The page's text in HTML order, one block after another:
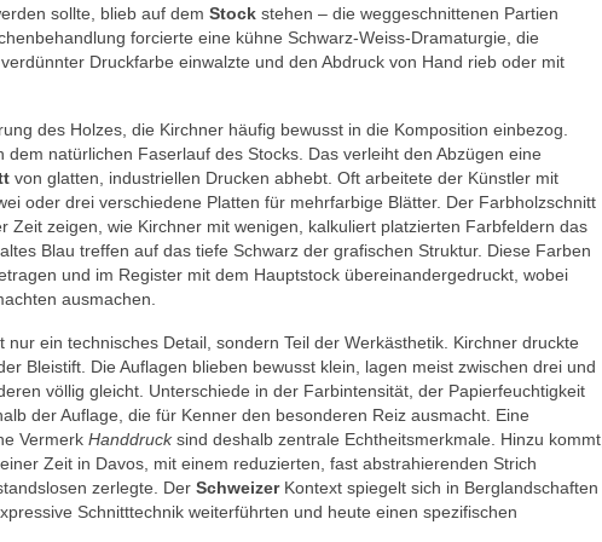
sollte, blieb auf dem Stock stehen – die weggeschnittenen Partien
forcierte eine kühne Schwarz-Weiss-Dramaturgie, die
Druckfarbe einwalzte und den Abdruck von Hand rieb oder mit
des Holzes, die Kirchner häufig bewusst in die Komposition einbezog.
natürlichen Faserlauf des Stocks. Das verleiht den Abzügen eine
von glatten, industriellen Drucken abhebt. Oft arbeitete der Künstler mit
oder drei verschiedene Platten für mehrfarbige Blätter. Der Farbholzschnitt
Zeit zeigen, wie Kirchner mit wenigen, kalkuliert platzierten Farbfeldern das
Blau treffen auf das tiefe Schwarz der grafischen Struktur. Diese Farben
und im Register mit dem Hauptstock übereinandergedruckt, wobei
ausmachen.
nur ein technisches Detail, sondern Teil der Werkästhetik. Kirchner druckte
Bleistift. Die Auflagen blieben bewusst klein, lagen meist zwischen drei und
völlig gleicht. Unterschiede in der Farbintensität, der Papierfeuchtigkeit
der Auflage, die für Kenner den besonderen Reiz ausmacht. Eine
Vermerk Handdrucksind deshalb zentrale Echtheitsmerkmale. Hinzu kommt,
Zeit in Davos, mit einem reduzierten, fast abstrahierenden Strich
zerlegte. Der SchweizerKontext spiegelt sich in Berglandschaften
Schnitttechnik weiterführten und heute einen spezifischen